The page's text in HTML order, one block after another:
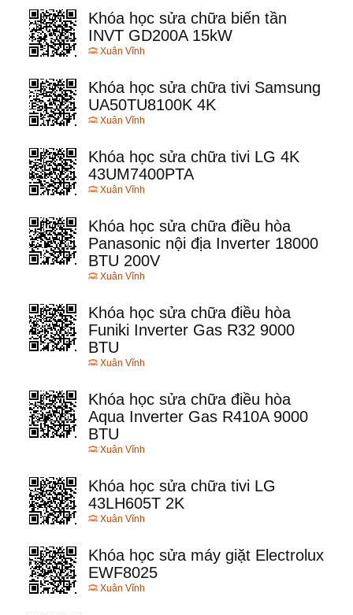
Khóa học sửa chữa biến tần
INVT GD200A 15kW
Xuân Vĩnh
Khóa học sửa chữa tivi Samsung
UA50TU8100K 4K
Xuân Vĩnh
Khóa học sửa chữa tivi LG 4K
43UM7400PTA
Xuân Vĩnh
Khóa học sửa chữa điều hòa
Panasonic nội địa Inverter 18000
BTU 200V
Xuân Vĩnh
Khóa học sửa chữa điều hòa
Funiki Inverter Gas R32 9000
BTU
Xuân Vĩnh
Khóa học sửa chữa điều hòa
Aqua Inverter Gas R410A 9000
BTU
Xuân Vĩnh
Khóa học sửa chữa tivi LG
43LH605T 2K
Xuân Vĩnh
Khóa học sửa máy giặt Electrolux
EWF8025
Xuân Vĩnh